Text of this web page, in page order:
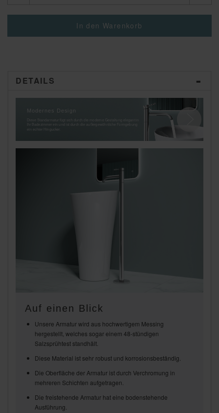
In den Warenkorb
DETAILS
Modernes Design
Diese Standarmatur fügt sich durch die moderne Gestaltung elegant in
Ihr Badezimmer ein und ist durch die außergewöhnliche Formgebung
ein echter Hingucker.
Auf einen Blick
Unsere Armatur wird aus hochwertigem Messing
hergestellt, welches sogar einem 48-stündigen
Salzsprühtest standhält.
Diese Material ist sehr robust und korrosionsbeständig.
Die Oberfläche der Armatur ist durch Verchromung in
mehreren Schichten aufgetragen.
Die freistehende Armatur hat eine bodenstehende
Ausführung.